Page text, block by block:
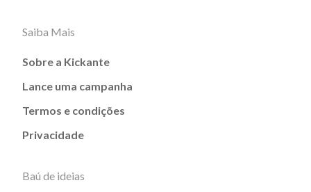
Saiba Mais
Sobre a Kickante
Lance uma campanha
Termos e condições
Privacidade
Baú de ideias